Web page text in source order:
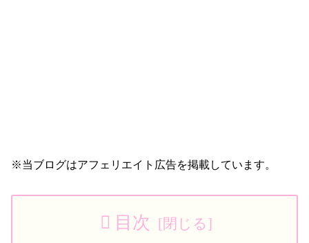
※当ブログはアフェリエイト広告を掲載しています。
目次